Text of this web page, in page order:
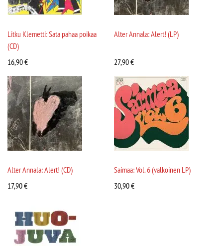
Litku Klemetti: Sata pahaa poikaa
(CD)
16,90€
Alter Annala: Alert! (LP)
27,90€
Alter Annala: Alert! (CD)
17,90€
Saimaa: Vol. 6 (valkoinen LP)
30,90€